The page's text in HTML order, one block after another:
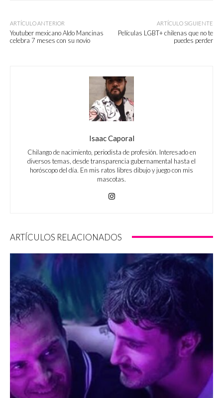
ARTÍCULO ANTERIOR
Youtuber mexicano Aldo Mancinas
celebra 7 meses con su novio
ARTÍCULO SIGUIENTE
Películas LGBT+ chilenas que no te
puedes perder
Isaac Caporal
Chilango de nacimiento, periodista de profesión. Interesado en
diversos temas, desde transparencia gubernamental hasta el
horóscopo del día. En mis ratos libres dibujo y juego con mis
mascotas.
ARTÍCULOS RELACIONADOS